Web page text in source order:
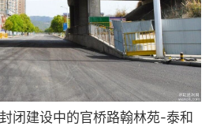
建设中的官桥路翰林苑-泰和